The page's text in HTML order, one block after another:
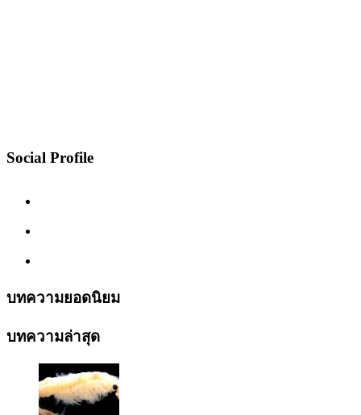
Social Profile
บทความยอดนิยม
บทความล่าสุด